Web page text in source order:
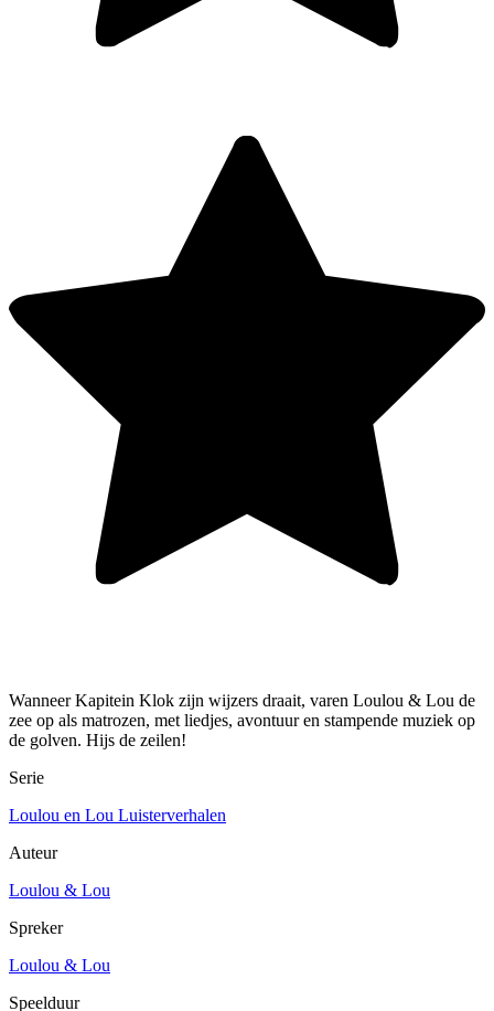
Wanneer Kapitein Klok zijn wijzers draait, varen Loulou & Lou de
zee op als matrozen, met liedjes, avontuur en stampende muziek op
de golven. Hijs de zeilen!
Serie
Loulou en Lou Luisterverhalen
Auteur
Loulou & Lou
Spreker
Loulou & Lou
Speelduur